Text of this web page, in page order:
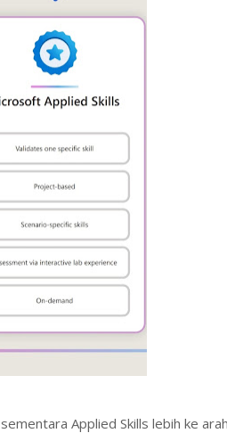
Applied Skills lebih ke